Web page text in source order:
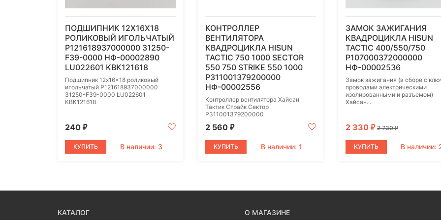
ПОДШИПНИК 12X16X18
РОЛИКОВЫЙ ИГОЛЬЧАТЫЙ
P121618937000000 31250-
F39-0000 НФ-00002890
LU022601 KBK121618
Подшипник 12x16x18 роликовый
игольчатый P121618937000000
31250-F39-0000 LU022601
KBK121618
240 ₽
КУПИТЬ В наличии: 3
КОНТРОЛЛЕР
ВЕНТИЛЯТОРА
КВАДРОЦИКЛА HISUN
TACTIC 750 1000 SECTOR
550 750 STRIKE 550 1000
P311001379200000
НФ-00002556
Контроллер вентилятора Хайсан
Тактик Страйк Сектор
P311001379200000
2 560 ₽
КУПИТЬ В наличии: 1
ЗАМОК ЗАЖИГАНИЯ
КВАДРОЦИКЛА HISUN
TACTIC 400/550/750
P107000372000000
НФ-00002536
Замок зажигания (в сборе с
проводами электрическими
изолированными и разъемом)
Хайсан...
2 330 ₽ 2 730₽
КУПИТЬ В наличии:
КАТАЛОГ О МАГАЗИНЕ